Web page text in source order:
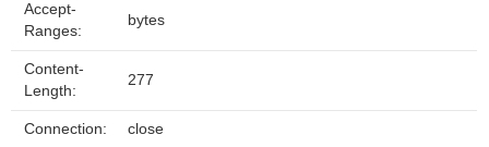
Accept-
Ranges:
bytes
Content-
Length:
277
Connection: close